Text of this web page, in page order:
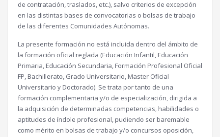
de contratación, traslados, etc.), salvo criterios de excepción
en las distintas bases de convocatorias o bolsas de trabajo
de las diferentes Comunidades Autónomas.
La presente formación no está incluida dentro del ámbito de
la formación oficial reglada (Educación Infantil, Educación
Primaria, Educación Secundaria, Formación Profesional Oficial
FP, Bachillerato, Grado Universitario, Master Oficial
Universitario y Doctorado). Se trata por tanto de una
formación complementaria y/o de especialización, dirigida a
la adquisición de determinadas competencias, habilidades o
aptitudes de índole profesional, pudiendo ser baremable
como mérito en bolsas de trabajo y/o concursos oposición,